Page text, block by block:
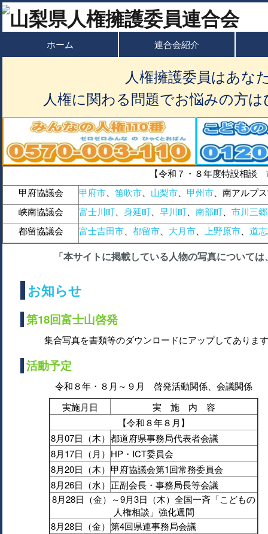
ホーム 連合会紹介
人権擁護委員はあな
人権に関わる問題でお悩みの方
【令和７・８年度特設相談
甲府協議会
甲府市 笛吹市 山梨市 甲州市 、南アルプ
峡南協議会
富士川町 身延町 早川町 南部町
市川三
都留協議会
富士吉田市 都留市 大月市 上野原市 道
「本サイトに掲載している人物の写真について
お知らせ
第18回富士山啓発
集合写真を書類等のダウンロードにアップしてありま
活動予定
令和８年・８月～９月 啓発活動関係、会議関係
実施月日
実 施 内 容
【令和８年８月】
8月07日（木） 都道府県事務局代表者会議
8月17日（月） HP・ICT委員会
8月20日（木） 甲府協議会第1回常務委員会
8月26日（水） 正副会長・事務局長等会議
8月28日（金）～9月3日（木）全国一斉「こどもの
人権相談」強化週間
8月28日（金） 第4回県連事務局会議